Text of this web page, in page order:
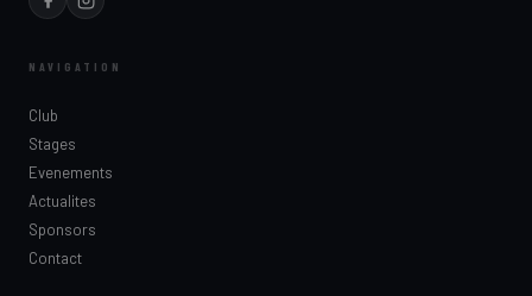
NAVIGATION
Club
Stages
Evenements
Actualites
Sponsors
Contact